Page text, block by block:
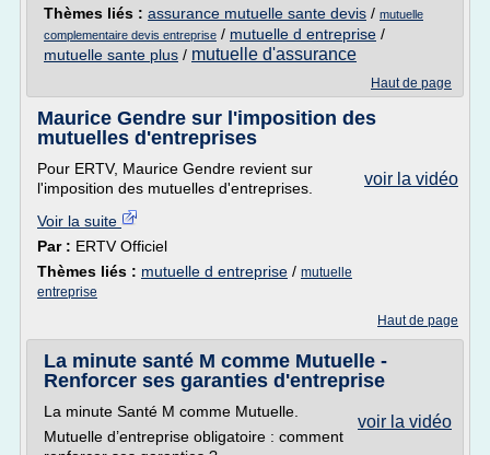
Thèmes liés : assurance mutuelle sante devis / mutuelle
complementaire devis entreprise / mutuelle d entreprise /
mutuelle sante plus / mutuelle d'assurance
Haut de page
Maurice Gendre sur l'imposition des
mutuelles d'entreprises
voir la vidéo
Pour ERTV, Maurice Gendre revient sur
l'imposition des mutuelles d'entreprises.
Voir la suite
Par : ERTV Officiel
Thèmes liés : mutuelle d entreprise / mutuelle
entreprise
Haut de page
La minute santé M comme Mutuelle -
Renforcer ses garanties d'entreprise
voir la vidéo
La minute Santé M comme Mutuelle.
Mutuelle d’entreprise obligatoire : comment